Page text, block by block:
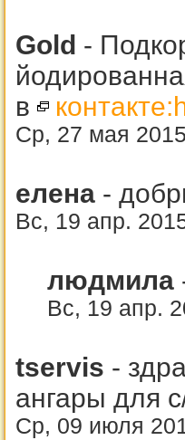
Gold -
в
Ср, 27 мая
елена -
Вс, 19 апр.
людмила
Вс, 19 апр.
tservis -
ангары для
Ср, 09 июля